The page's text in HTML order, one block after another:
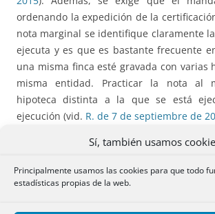
Sí, también usamos
Principalmente usamos las cookies para que todo
estadísticas propias de la web.
ordenando la expedición de la
nota marginal se identifique claramente
ejecuta y es que es bastante frecuente
una misma finca esté gravada con varias
misma entidad. Practicar la nota al
hipoteca distinta a la que se está
ejecución (vid. R. de 7 de septiembre de
Las funciones de esta nota marginal
por la DGRN, en múltiples resoluciones
la referida nota marginal cumple